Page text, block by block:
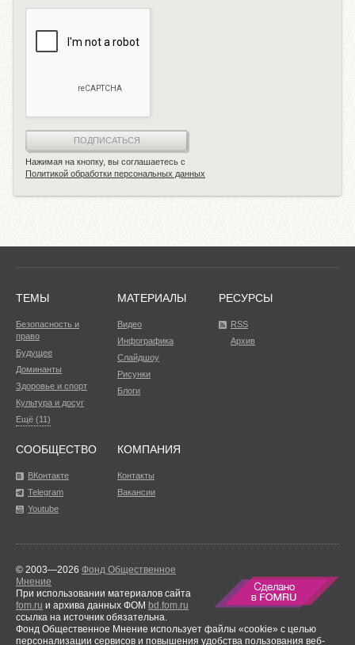
ПОДПИСАТЬСЯ
Нажимая на кнопку, вы соглашаетесь с
Политикой обработки персональных данных
ТЕМЫ
Безопасность и
право
Будущее
Доминанты
Здоровье и спорт
Культура и досуг
Ещё (11)
МАТЕРИАЛЫ
Видео
Инфографика
Слайдшоу
Рисунки
Блоги
РЕСУРСЫ
RSS
Архив
СООБЩЕСТВО
ВКонтакте
Telegram
Youtube
КОМПАНИЯ
Контакты
Вакансии
© 2003—2026 Фонд Общественное
Мнение
При использовании материалов сайта
fom.ru и архива данных ФОМ bd.fom.ru
ссылка на источник обязательна.
Фонд Общественное Мнение использует файлы «cookie» с целью
персонализации сервисов и повышения удобства пользования веб-